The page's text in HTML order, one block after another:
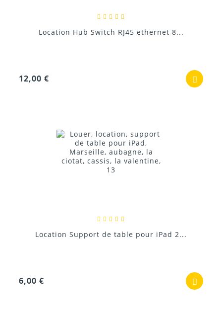
Location Hub Switch RJ45 ethernet 8...
12,00 €
Location Support de table pour iPad 2...
6,00 €